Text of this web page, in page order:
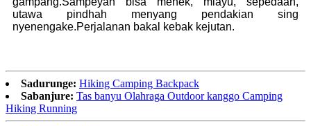
utawa pindhah menyang pendakian sing
nyenengake.Perjalanan bakal kebak kejutan.
Sadurunge: Hiking Camping Backpack
Sabanjure: Tas banyu Olahraga Outdoor kanggo Camping
Hiking Running